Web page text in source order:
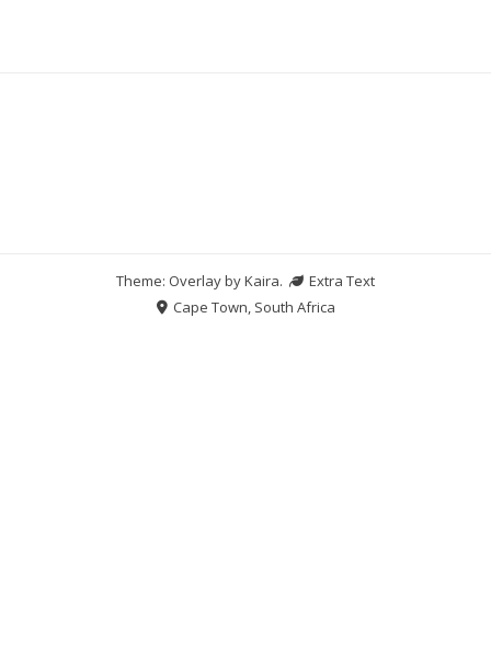
Theme: Overlay byKaira.
Extra Text
Cape Town, South Africa